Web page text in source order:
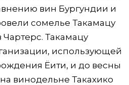
вин Бургундии и
сомелье Такамацу
Такамацу
использующей
Ёити, и до весны
винодельне Такахико